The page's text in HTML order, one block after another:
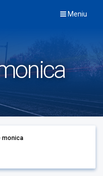
Meniu
monica